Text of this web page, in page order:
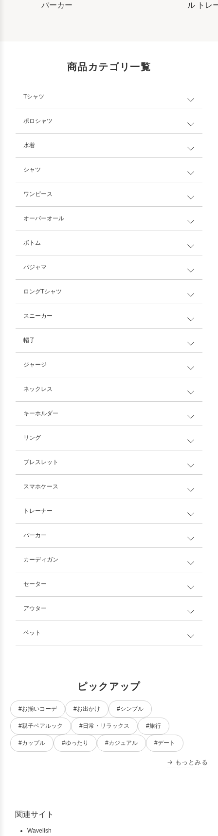
パーカー
ル トレ
商品カテゴリ一覧
Tシャツ
ポロシャツ
水着
シャツ
ワンピース
オーバーオール
ボトム
パジャマ
ロングTシャツ
スニーカー
帽子
ジャージ
ネックレス
キーホルダー
リング
ブレスレット
スマホケース
トレーナー
パーカー
カーディガン
セーター
アウター
ペット
ピックアップ
#お揃いコーデ #お出かけ #シンプル
#親子ペアルック #日常・リラックス #旅行
#カップル #ゆったり #カジュアル #デート
→ もっとみる
関連サイト
Wavelish